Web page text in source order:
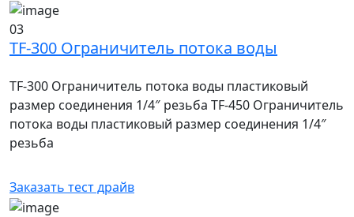
03
TF-300 Ограничитель потока воды
TF-300 Ограничитель потока воды пластиковый
размер соединения 1/4″ резьба TF-450 Ограничитель
потока воды пластиковый размер соединения 1/4″
резьба
Заказать тест драйв